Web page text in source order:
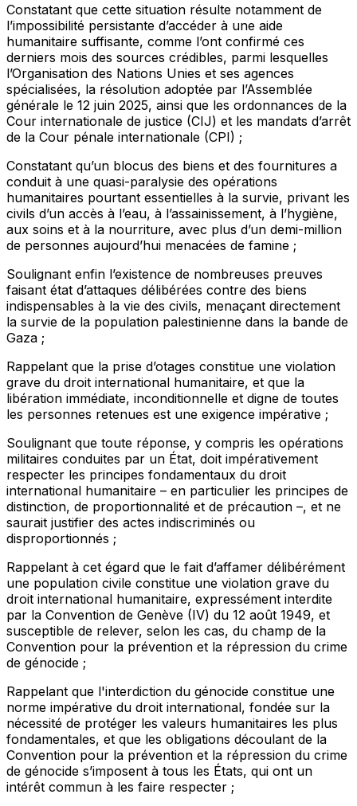
Constatant que cette situation résulte notamment de
l’impossibilité persistante d’accéder à une aide
humanitaire suffisante, comme l’ont confirmé ces
derniers mois des sources crédibles, parmi lesquelles
l’Organisation des Nations Unies et ses agences
spécialisées, la résolution adoptée par l’Assemblée
générale le 12 juin 2025, ainsi que les ordonnances de la
Cour internationale de justice (CIJ) et les mandats d’arrêt
de la Cour pénale internationale (CPI) ;
Constatant qu’un blocus des biens et des fournitures a
conduit à une quasi-paralysie des opérations
humanitaires pourtant essentielles à la survie, privant les
civils d’un accès à l’eau, à l’assainissement, à l’hygiène,
aux soins et à la nourriture, avec plus d’un demi-million
de personnes aujourd’hui menacées de famine ;
Soulignant enfin l’existence de nombreuses preuves
faisant état d’attaques délibérées contre des biens
indispensables à la vie des civils, menaçant directement
la survie de la population palestinienne dans la bande de
Gaza ;
Rappelant que la prise d’otages constitue une violation
grave du droit international humanitaire, et que la
libération immédiate, inconditionnelle et digne de toutes
les personnes retenues est une exigence impérative ;
Soulignant que toute réponse, y compris les opérations
militaires conduites par un État, doit impérativement
respecter les principes fondamentaux du droit
international humanitaire – en particulier les principes de
distinction, de proportionnalité et de précaution –, et ne
saurait justifier des actes indiscriminés ou
disproportionnés ;
Rappelant à cet égard que le fait d’affamer délibérément
une population civile constitue une violation grave du
droit international humanitaire, expressément interdite
par la Convention de Genève (IV) du 12 août 1949, et
susceptible de relever, selon les cas, du champ de la
Convention pour la prévention et la répression du crime
de génocide ;
Rappelant que l'interdiction du génocide constitue une
norme impérative du droit international, fondée sur la
nécessité de protéger les valeurs humanitaires les plus
fondamentales, et que les obligations découlant de la
Convention pour la prévention et la répression du crime
de génocide s’imposent à tous les États, qui ont un
intérêt commun à les faire respecter ;